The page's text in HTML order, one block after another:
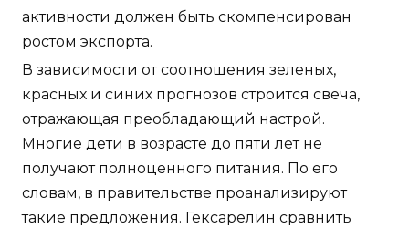
активности должен быть скомпенсирован
ростом экспорта.
В зависимости от соотношения зеленых,
красных и синих прогнозов строится свеча,
отражающая преобладающий настрой.
Многие дети в возрасте до пяти лет не
получают полноценного питания. По его
словам, в правительстве проанализируют
такие предложения. Гексарелин сравнить